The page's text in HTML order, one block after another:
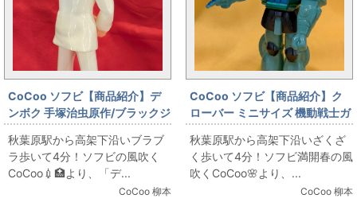
CoCoo ソフビ【商品紹介】デ
ンボク 手塚治虫原作/ブラックジ
ャック キリコ
秋葉原駅から高架下沿いブラブ
ラ歩いて4分！ソフビの風吹く
CoCoo💉🏥より、「デ...
CoCoo 柳本
CoCoo ソフビ【商品紹介】ク
ローバー ミニサイズ 機動戦士ガ
ンダム 量産型ザク 100㎜
秋葉原駅から高架下沿いざくざ
く歩いて4分！ソフビ満開春の風
吹くCoCoo🌸より、...
CoCoo 柳本